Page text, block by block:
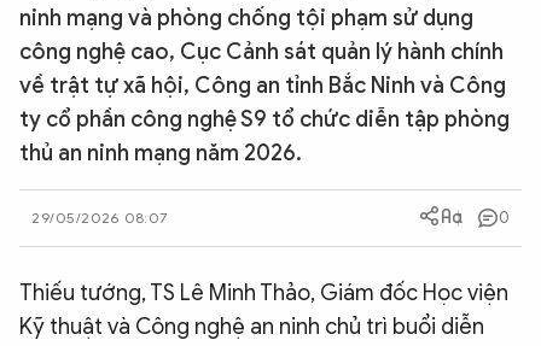
XÃ HỘI
PHÁP LUẬT
QUỐC TẾ
VĂN HÓA - THỂ THAO
ninh mạng và phòng chống tội phạm sử dụng
công nghệ cao, Cục Cảnh sát quản lý hành chính
về trật tự xã hội, Công an tỉnh Bắc Ninh và Công
ty cổ phần công nghệ S9 tổ chức diễn tập phòng
thủ an ninh mạng năm 2026.
29/05/2026 08:07 0
Thiếu tướng, TS Lê Minh Thảo, Giám đốc Học viện
Kỹ thuật và Công nghệ an ninh chủ trì buổi diễn